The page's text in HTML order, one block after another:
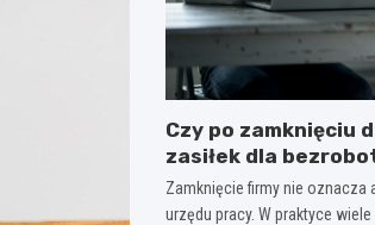
Czy po zamknięciu
zasiłek dla
Zamknięcie firmy nie
urzędu pracy. W praktyce